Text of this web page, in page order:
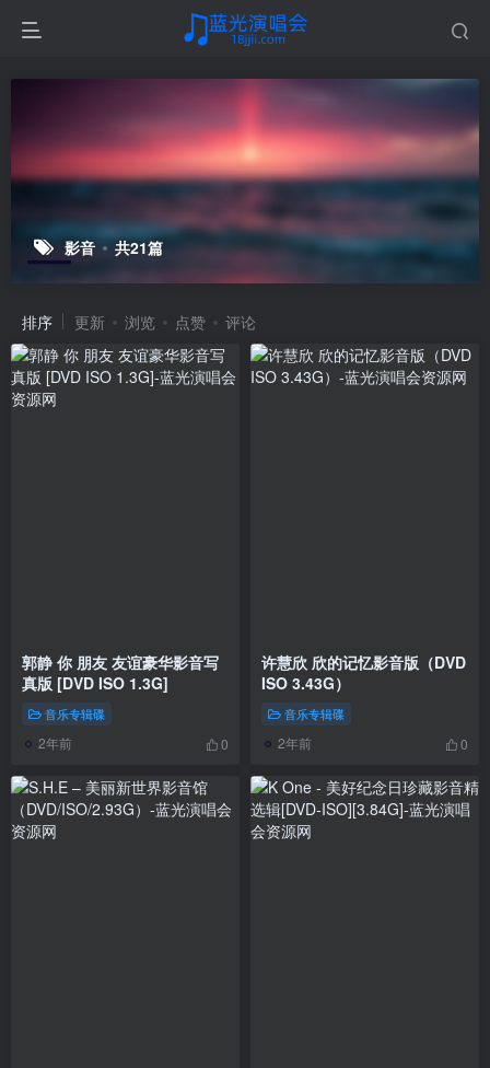
影音 共21篇
排序 更新 浏览 点赞 评论
郭静 你 朋友 友谊豪华影音写
真版 [DVD ISO 1.3G]
音乐专辑碟
2年前 0
许慧欣 欣的记忆影音版（DVD
ISO 3.43G）
音乐专辑碟
2年前 0